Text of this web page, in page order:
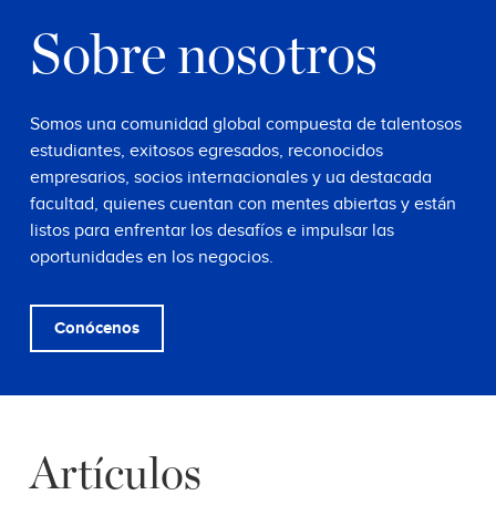
Sobre nosotros
Somos una comunidad global compuesta de talentosos
estudiantes, exitosos egresados, reconocidos
empresarios, socios internacionales y ua destacada
facultad, quienes cuentan con mentes abiertas y están
listos para enfrentar los desafíos e impulsar las
oportunidades en los negocios.
Conócenos
Artículos